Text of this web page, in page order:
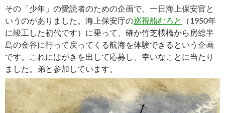
その「少年」の愛読者のための企画で、一日海上保安官と
いうのがありました。海上保安庁の巡視船むろと
（1950年
に竣工した初代です）に乗って、確か竹芝桟橋から房総半
島の金谷に行って戻ってくる航海を体験できるという企画
です。これにはがきを出して応募し、幸いなことに当たり
ました。弟と参加しています。